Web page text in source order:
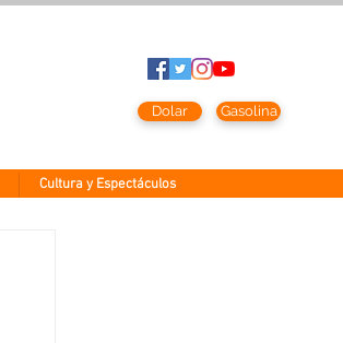
Dolar Gasolina
Cultura y Espectáculos